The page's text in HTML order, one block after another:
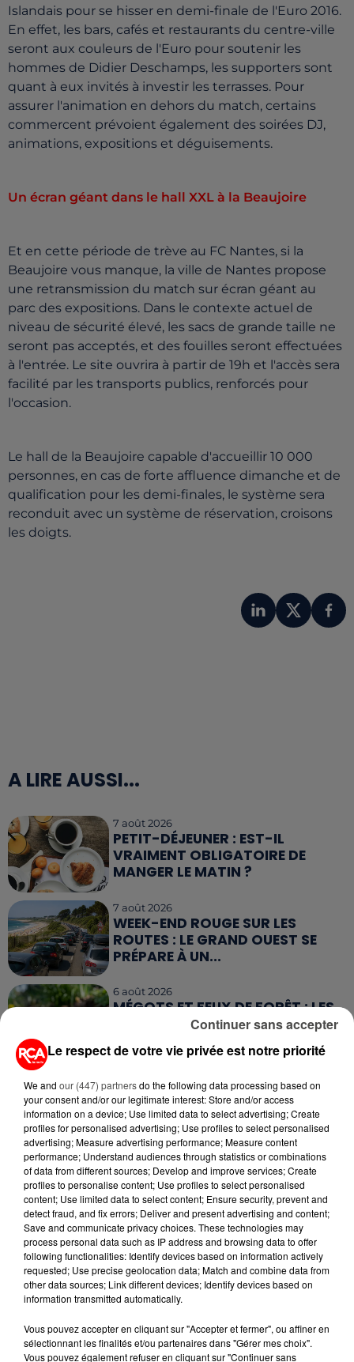
Islandais pour se hisser en demi-finale de l'Euro 2016.
En effet, les bars, cafés et restaurants du centre-ville
seront aux couleurs de l'Euro pour soutenir les
hommes de Didier Deschamps, les supporters sont
quant à eux invités à investir les terrasses. Pour
assurer l'animation en dehors du match, certains
commercent prévoient également des soirées DJ,
animations, expositions et déguisements.
Un écran géant dans le hall XXL à la Beaujoire
Et en cette période de trève au FC Nantes, si la
Beaujoire vous manque, la ville de Nantes propose
une retransmission du match sur écran géant au
parc des expositions. Dans le contexte actuel de
niveau de sécurité élevé, les sacs de grande taille ne
seront pas acceptés, et des fouilles seront effectuées
à l'entrée. Le site ouvrira à partir de 19h et l'accès sera
facilité par les transports publics, renforcés pour
l'occasion.
Le hall de la Beaujoire capable d'accueillir 10 000
personnes, en cas de forte affluence dimanche et de
qualification pour les demi-finales, le système sera
reconduit avec un système de réservation, croisons
les doigts.
A LIRE AUSSI...
7 août 2026
PETIT-DÉJEUNER : EST-IL
VRAIMENT OBLIGATOIRE DE
MANGER LE MATIN ?
7 août 2026
WEEK-END ROUGE SUR LES
ROUTES : LE GRAND OUEST SE
PRÉPARE À UN...
6 août 2026
MÉGOTS ET FEUX DE FORÊT : LES
INDUSTRIELS DU TABAC BIENTÔT
CANICULE : POURQUOI LES
BOUTEILLES D'EAU
DISPARAISSENT DES RAYONS...
5 août 2026
MANGER SAINEMENT COÛTE 25 %
PLUS CHER QU'IL Y A CINQ ANS,
ALERTE L’ONU
5 août 2026
QUELLES SONT LES MARQUES QUI
OFFRENT LE MEILLEUR RAPPORT...
Le respect de votre vie privée est notre priorité
We and our (447) partnersdo the following data processing based on
your consent and/or our legitimate interest: Store and/or access
information on a device; Use limited data to select advertising; Create
profiles for personalised advertising; Use profiles to select personalised
advertising; Measure advertising performance; Measure content
performance; Understand audiences through statistics or combinations
of data from different sources; Develop and improve services; Create
profiles to personalise content; Use profiles to select personalised
content; Use limited data to select content; Ensure security, prevent and
detect fraud, and fix errors; Deliver and present advertising and content;
Save and communicate privacy choices. These technologies may
process personal data such as IP address and browsing data to offer
following functionalities: Identify devices based on information actively
requested; Use precise geolocation data; Match and combine data from
other data sources; Link different devices; Identify devices based on
information transmitted automatically.
Vous pouvez accepter en cliquant sur "Accepter et fermer", ou affiner en
sélectionnant les finalités et/ou partenaires dans "Gérer mes choix".
Vous pouvez également refuser en cliquant sur "Continuer sans
Continuer sans accepter